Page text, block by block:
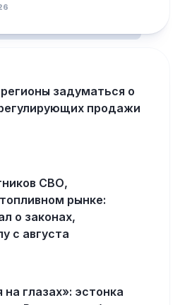
задуматься о
продажи
СВО,
рынке:
о законах,
с августа
глазах»: эстонка